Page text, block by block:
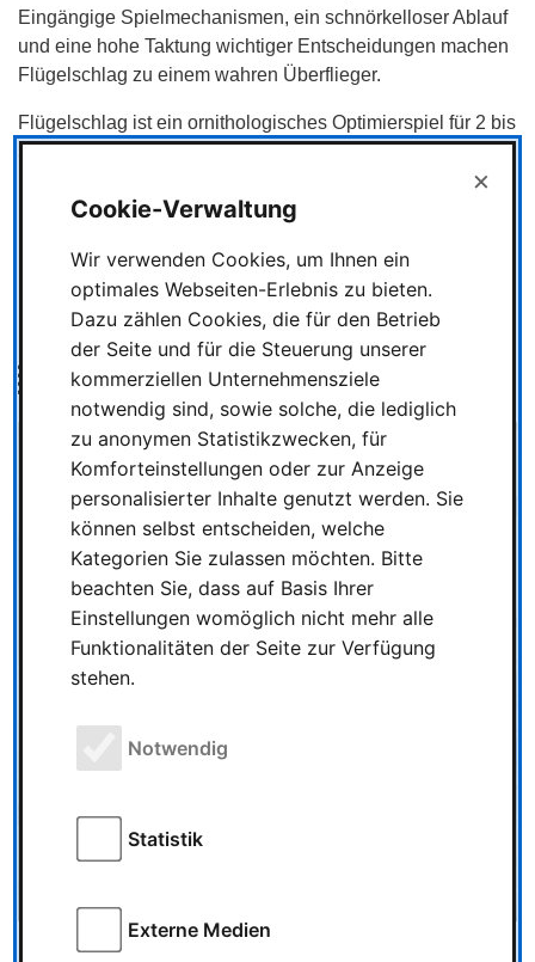
Eingängige Spielmechanismen, ein schnörkelloser Ablauf
und eine hohe Taktung wichtiger Entscheidungen machen
Flügelschlag zu einem wahren Überflieger.
Flügelschlag ist ein ornithologisches Optimierspiel für 2 bis
5 Spieler ab 12 Jahren
Von Elizabeth Hargrave
Grafik: Natalia Rojas, Ana María Martínez Jaramillo
und Beth Sobel
Verlag: Feuerland (Eppstein-Bremthal)
Bild
Cookie-Verwaltung
×
Wir verwenden Cookies, um Ihnen ein
optimales Webseiten-Erlebnis zu bieten.
Dazu zählen Cookies, die für den Betrieb
der Seite und für die Steuerung unserer
kommerziellen Unternehmensziele
notwendig sind, sowie solche, die lediglich
zu anonymen Statistikzwecken, für
Komforteinstellungen oder zur Anzeige
personalisierter Inhalte genutzt werden. Sie
können selbst entscheiden, welche
Kategorien Sie zulassen möchten. Bitte
beachten Sie, dass auf Basis Ihrer
Einstellungen womöglich nicht mehr alle
Funktionalitäten der Seite zur Verfügung
stehen.
Notwendig
Statistik
Externe Medien